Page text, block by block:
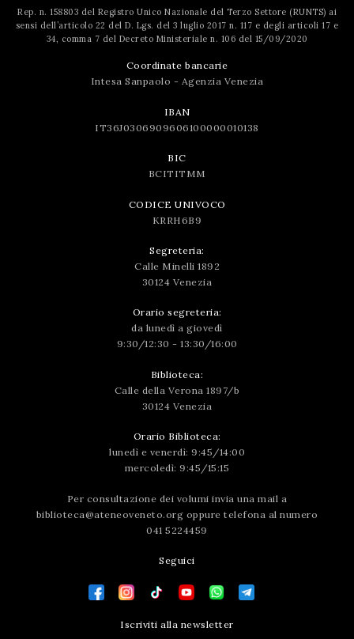
Rep. n. 158803 del Registro Unico Nazionale del Terzo Settore (RUNTS) ai
sensi dell’articolo 22 del D. Lgs. del 3 luglio 2017 n. 117 e degli articoli 17 e
34, comma 7 del Decreto Ministeriale n. 106 del 15/09/2020
Coordinate bancarie
Intesa Sanpaolo - Agenzia Venezia
IBAN
IT36J0306909606100000010138
BIC
BCITITMM
CODICE UNIVOCO
KRRH6B9
Segreteria:
Calle Minelli 1892
30124 Venezia
Orario segreteria:
da lunedì a giovedì
9:30/12:30 - 13:30/16:00
Biblioteca:
Calle della Verona 1897/b
30124 Venezia
Orario Biblioteca:
lunedì e venerdì: 9:45/14:00
mercoledì: 9:45/15:15
Per consultazione dei volumi invia una mail a
biblioteca@ateneoveneto.org oppure telefona al numero
041 5224459
Seguici
Iscriviti alla newsletter